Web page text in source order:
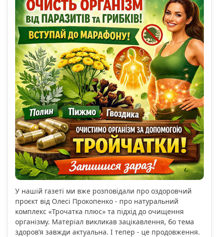
У нашій газеті ми вже розповідали про оздоровчий
проєкт від Олесі Прокопенко - про натуральний
комплекс «Трочатка плюс» та підхід до очищення
організму. Матеріал викликав зацікавлення, бо тема
здоров’я завжди актуальна. І тепер - це продовження.